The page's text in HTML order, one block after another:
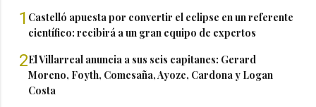
1 Castelló apuesta por convertir el eclipse en un referente
científico: recibirá a un gran equipo de expertos
2El Villarreal anuncia a sus seis capitanes: Gerard
Moreno, Foyth, Comesaña, Ayoze, Cardona y Logan
Costa